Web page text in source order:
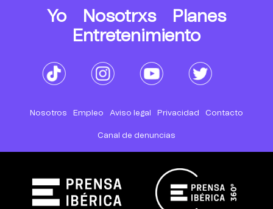
Yo Nosotrxs
Planes
Entretenimiento
Nosotros Empleo Aviso legal Privacidad Contacto
Canal de denuncias